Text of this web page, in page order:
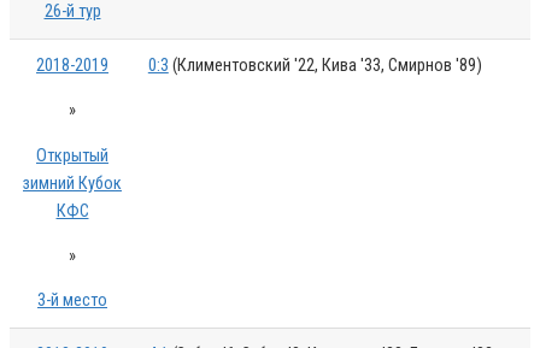
26-й тур
2018-2019
»
Открытый
зимний Кубок
КФС
»
3-й место
0:3 (Климентовский '22, Кива '33, Смирнов '89)